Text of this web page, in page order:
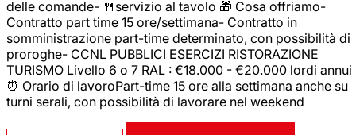
delle comande- 🍴servizio al tavolo 🎁 Cosa offriamo-
Contratto part time 15 ore/settimana- Contratto in
somministrazione part-time determinato, con possibilità di
proroghe- CCNL PUBBLICI ESERCIZI RISTORAZIONE
TURISMO Livello 6 o 7 RAL : €18.000 - €20.000 lordi annui
⏰ Orario di lavoroPart-time 15 ore alla settimana anche su
turni serali, con possibilità di lavorare nel weekend